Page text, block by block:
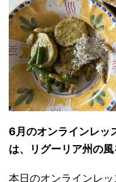
6月のオンラインレッ
は、リグーリア州の
本日のオンラインレ